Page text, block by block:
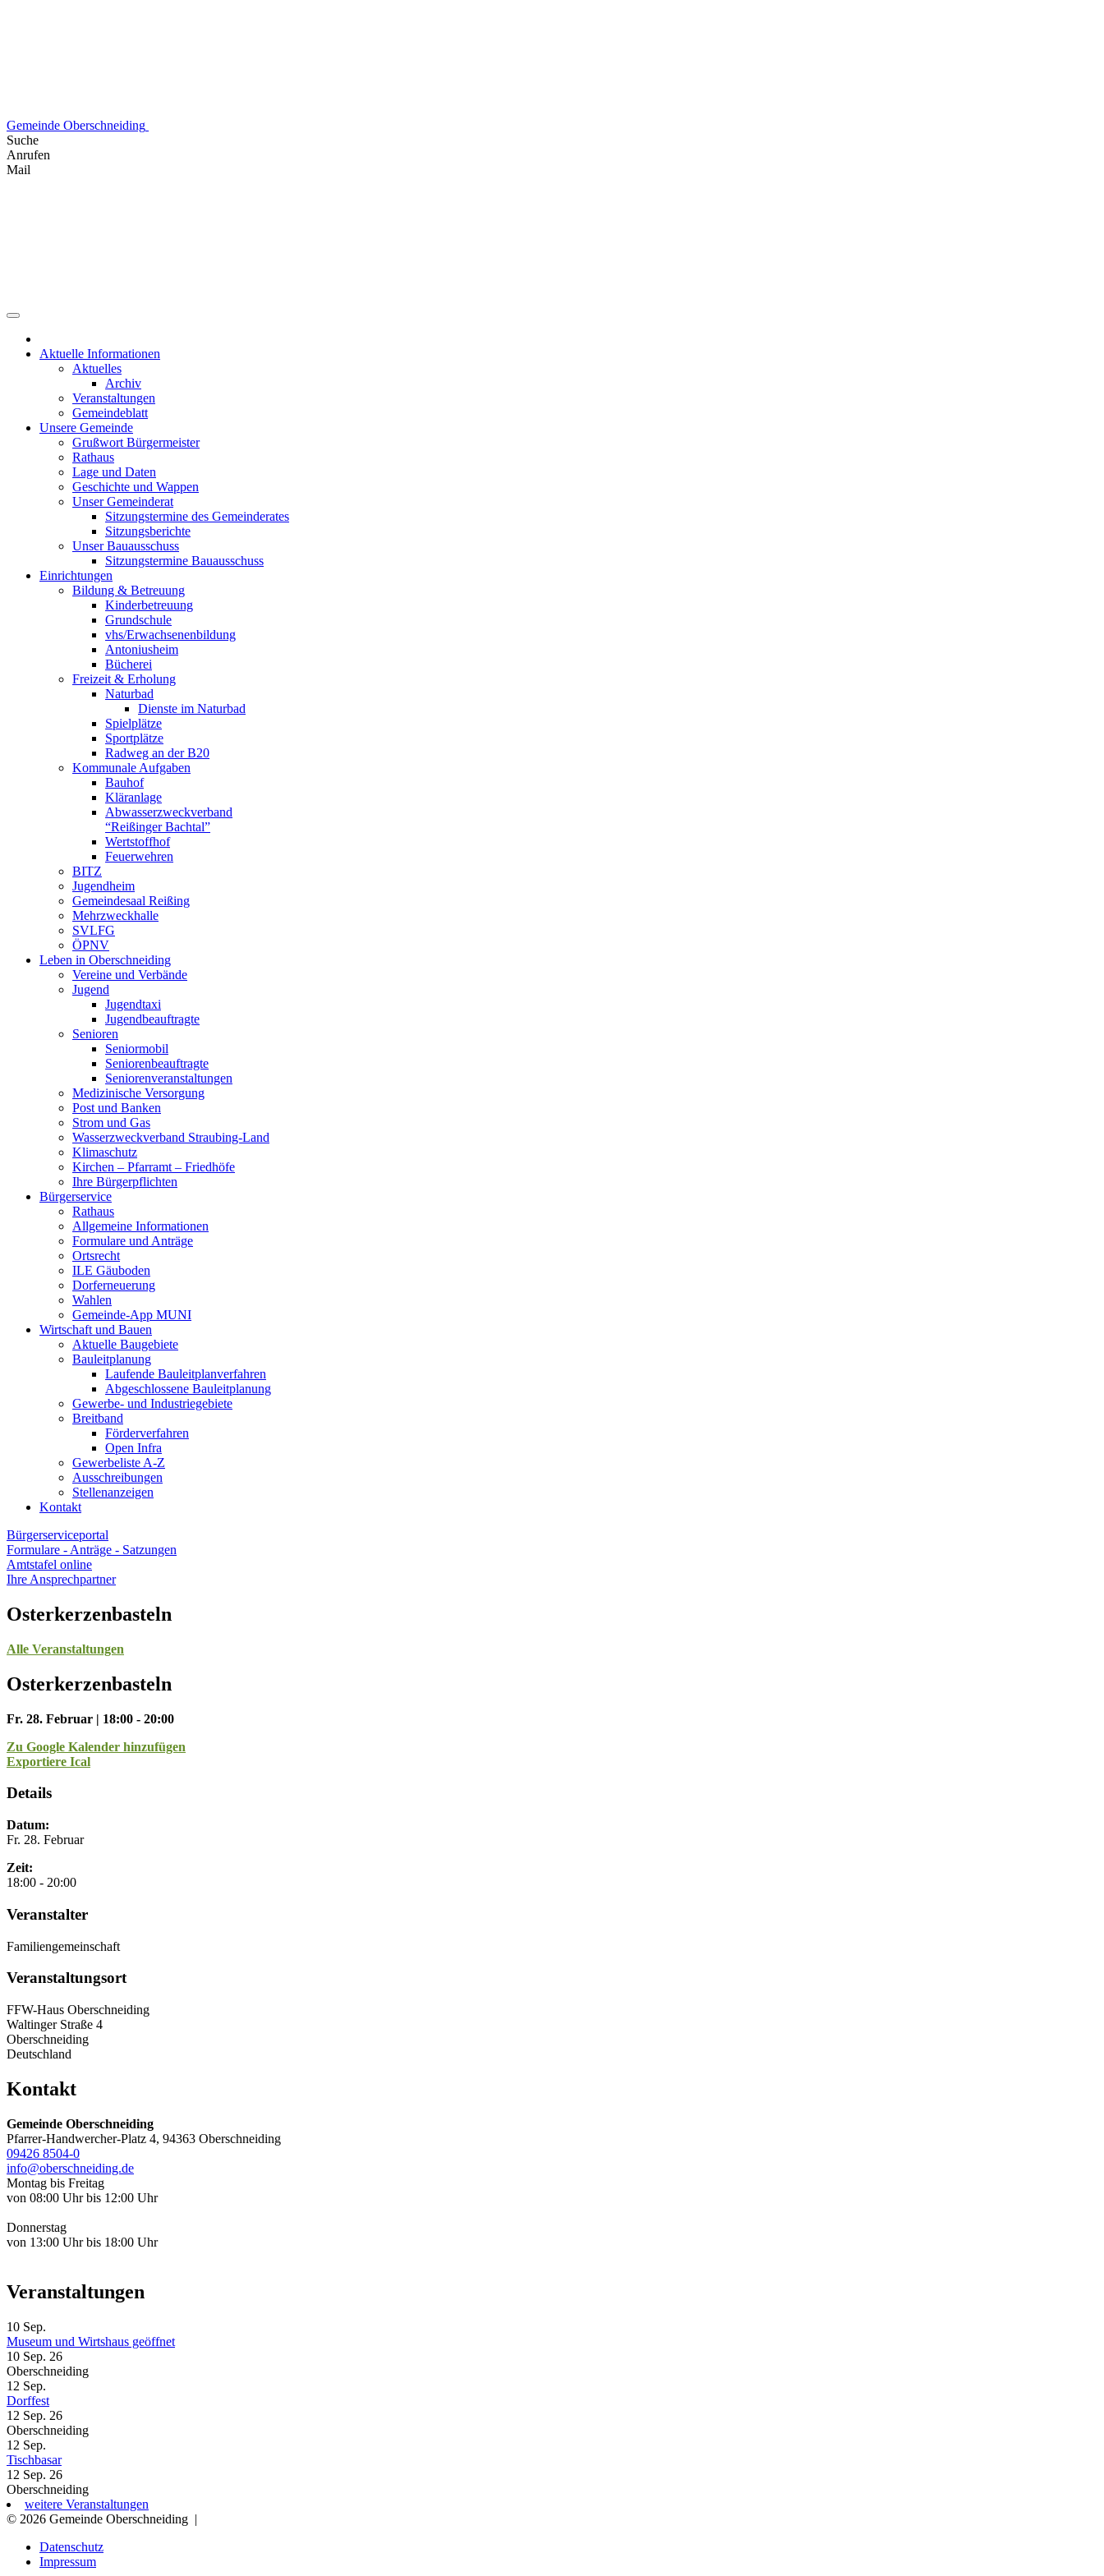
Gemeinde Oberschneiding
Suche
Anrufen
Mail
Aktuelle Informationen
Aktuelles
Archiv
Veranstaltungen
Gemeindeblatt
Unsere Gemeinde
Grußwort Bürgermeister
Rathaus
Lage und Daten
Geschichte und Wappen
Unser Gemeinderat
Sitzungstermine des Gemeinderates
Sitzungsberichte
Unser Bauausschuss
Sitzungstermine Bauausschuss
Einrichtungen
Bildung & Betreuung
Kinderbetreuung
Grundschule
vhs/Erwachsenenbildung
Antoniusheim
Bücherei
Freizeit & Erholung
Naturbad
Dienste im Naturbad
Spielplätze
Sportplätze
Radweg an der B20
Kommunale Aufgaben
Bauhof
Kläranlage
Abwasserzweckverband
“Reißinger Bachtal”
Wertstoffhof
Feuerwehren
BITZ
Jugendheim
Gemeindesaal Reißing
Mehrzweckhalle
SVLFG
ÖPNV
Leben in Oberschneiding
Vereine und Verbände
Jugend
Jugendtaxi
Jugendbeauftragte
Senioren
Seniormobil
Seniorenbeauftragte
Seniorenveranstaltungen
Medizinische Versorgung
Post und Banken
Strom und Gas
Wasserzweckverband Straubing-Land
Klimaschutz
Kirchen – Pfarramt – Friedhöfe
Ihre Bürgerpflichten
Bürgerservice
Rathaus
Allgemeine Informationen
Formulare und Anträge
Ortsrecht
ILE Gäuboden
Dorferneuerung
Wahlen
Gemeinde-App MUNI
Wirtschaft und Bauen
Aktuelle Baugebiete
Bauleitplanung
Laufende Bauleitplanverfahren
Abgeschlossene Bauleitplanung
Gewerbe- und Industriegebiete
Breitband
Förderverfahren
Open Infra
Gewerbeliste A-Z
Ausschreibungen
Stellenanzeigen
Kontakt
Bürgerserviceportal
Formulare - Anträge - Satzungen
Amtstafel online
Ihre Ansprechpartner
Osterkerzenbasteln
Alle Veranstaltungen
Osterkerzenbasteln
Fr. 28. Februar | 18:00 - 20:00
Zu Google Kalender hinzufügen
Exportiere Ical
Details
Datum:
Fr. 28. Februar
Zeit:
18:00 - 20:00
Veranstalter
Familiengemeinschaft
Veranstaltungsort
FFW-Haus Oberschneiding
Waltinger Straße 4
Oberschneiding
Deutschland
Kontakt
Gemeinde Oberschneiding
Pfarrer-Handwercher-Platz 4, 94363 Oberschneiding
09426 8504-0
info@oberschneiding.de
Montag bis Freitag
von 08:00 Uhr bis 12:00 Uhr
Donnerstag
von 13:00 Uhr bis 18:00 Uhr
Veranstaltungen
10 Sep.
Museum und Wirtshaus geöffnet
10 Sep. 26
Oberschneiding
12 Sep.
Dorffest
12 Sep. 26
Oberschneiding
12 Sep.
Tischbasar
12 Sep. 26
Oberschneiding
weitere Veranstaltungen
© 2026 Gemeinde Oberschneiding |
Datenschutz
Impressum